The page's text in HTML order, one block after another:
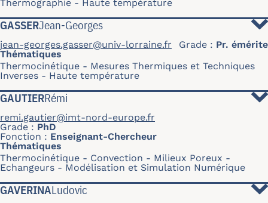
Thermographie
Haute température
GASSERJean-Georges
jean-georges.gasser@univ-lorraine.fr Grade
Pr. émérite
Thématiques
Thermocinétique
Mesures Thermiques et Techniques
Inverses
Haute température
GAUTIERRémi
remi.gautier@imt-nord-europe.fr
Grade
PhD
Fonction
Enseignant-Chercheur
Thématiques
Thermocinétique
Convection
Milieux Poreux
Echangeurs
Modélisation et Simulation Numérique
GAVERINALudovic